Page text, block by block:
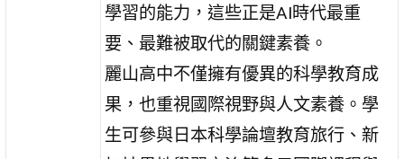
學習的能力，這些正是AI時代最重
要、最難被取代的關鍵素養。
麗山高中不僅擁有優異的科學教育成
果，也重視國際視野與人文素養。學
生可參與日本科學論壇教育旅行、新